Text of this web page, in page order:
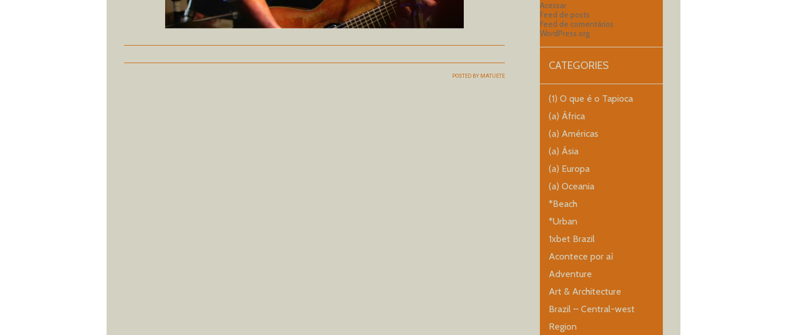
POSTED BY MATUETE
Acessar
Feed de posts
Feed de comentários
WordPress.org
CATEGORIES
(1) O que é o Tapioca
(a) África
(a) Américas
(a) Ásia
(a) Europa
(a) Oceania
*Beach
*Urban
1xbet Brazil
Acontece por aí
Adventure
Art & Architecture
Brazil – Central-west
Region